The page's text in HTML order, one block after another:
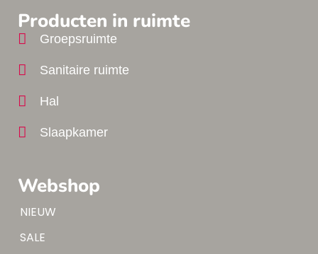
Webshop
NIEUW
SALE
Producten in ruimte
Groepsruimte
Sanitaire ruimte
Hal
Slaapkamer